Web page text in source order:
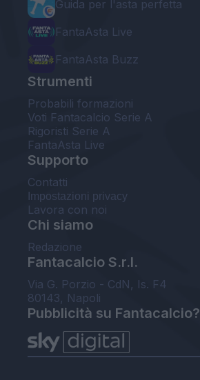
Guida per l'asta perfetta
FantaAsta Live
FantaAsta Buzz
Strumenti
Probabili formazioni
Voti Fantacalcio Serie A
Rigoristi Serie A
FantaAsta Live
Supporto
Contatti
Impostazioni privacy
Lavora con noi
Chi siamo
Redazione
Fantacalcio S.r.l.
Via G. Porzio - CdN, Is. F4
80143, Napoli
Pubblicità su Fantacalcio?